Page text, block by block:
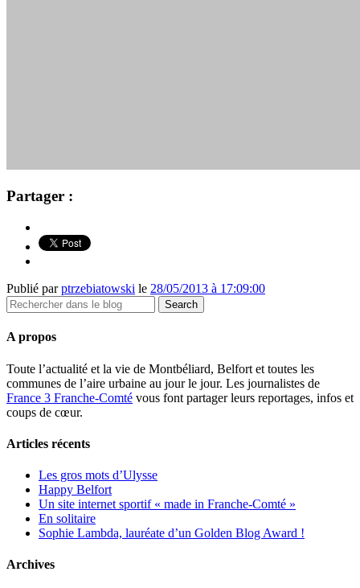
Partager :
Publié parptrzebiatowski le 28/05/2013 à 17:09:00
A propos
Toute l’actualité et la vie de Montbéliard, Belfort et toutes les
communes de l’aire urbaine au jour le jour. Les journalistes de
France 3 Franche-Comté vous font partager leurs reportages, infos et
coups de cœur.
Articles récents
Les gros mots d’Ulysse
Happy Belfort
Un site internet sportif « made in Franche-Comté »
En solitaire
Sophie Lambda, lauréate d’un Golden Blog Award !
Archives